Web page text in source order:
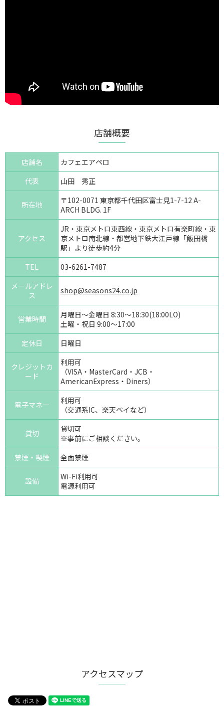
店舗概要
店舗名
カフェエアペロ
代表
山田 秀正
所在地
〒102-0071 東京都千代田区富士見1-7-12 A-
ARCH BLDG. 1F
アクセス
JR・東京メトロ東西線・東京メトロ有楽町線・東
京メトロ南北線・都営地下鉄大江戸線「飯田橋
駅」より徒歩約4分
TEL
03-6261-7487
メールアドレ
ス
shop@seasons24.co.jp
営業時間
月曜日～金曜日 8:30～18:30(18:00LO)
土曜・祝日 9:00～17:00
定休日
日曜日
クレジットカ
ード
利用可
（VISA・MasterCard・JCB・
AmericanExpress・Diners）
電子マネー
利用可
（交通系IC、楽天ペイなど）
貸切
貸切可
※事前にご相談ください。
禁煙・喫煙
全面禁煙
設備
Wi-Fi利用可
電源利用可
アクセスマップ